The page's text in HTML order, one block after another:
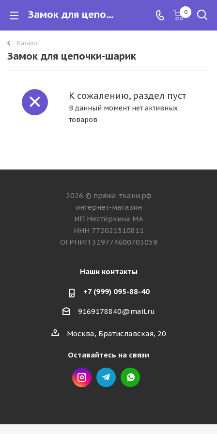
Замок для цепочки-шарик 0
Каталог
Замок для цепочки-шарик
К сожалению, раздел пуст
В данный момент нет активных
товаров
2026 © пряжа-ткани.рф
интернет-магазин
ИП Нестёркина МА
ИНН 772021310811
ОГРНИП 319774600703059
Наши контакты
+7 (999) 095-88-40
9169178840@mail.ru
Москва, Братиславская, 20
Оставайтесь на связи